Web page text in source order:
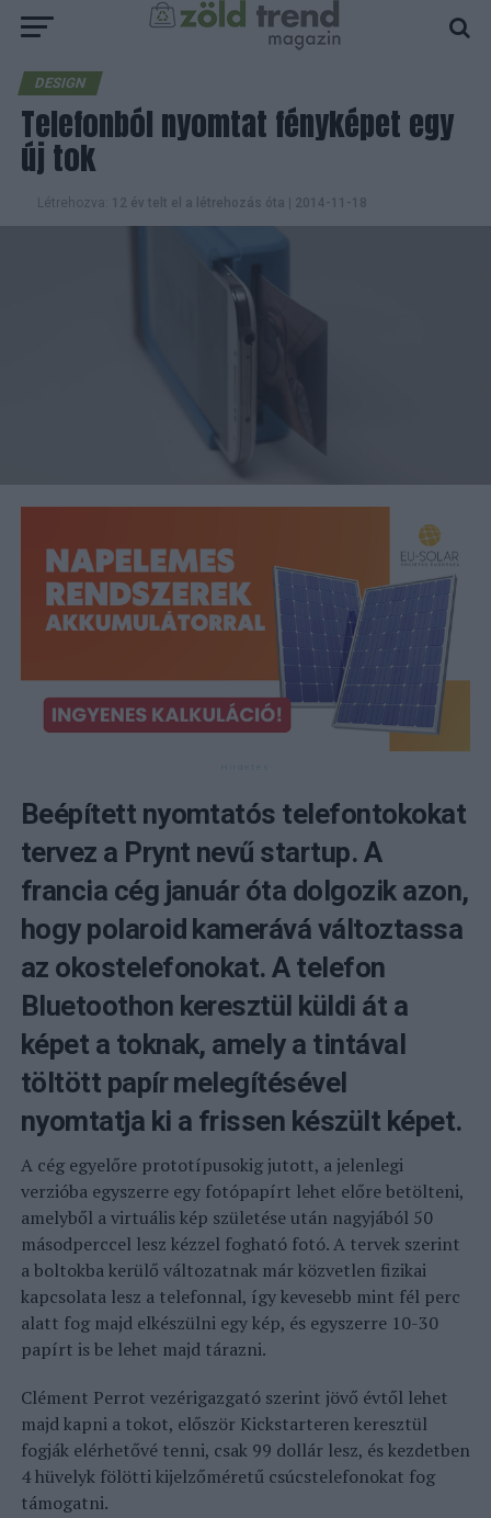
DESIGN
Telefonból nyomtat fényképet egy
új tok
Létrehozva: 12 év telt el a létrehozás óta 2014-11-18
Beépített nyomtatós telefontokokat
tervez a Prynt nevű startup. A
francia cég január óta dolgozik azon,
hogy polaroid kamerává változtassa
az okostelefonokat. A telefon
Bluetoothon keresztül küldi át a
képet a toknak, amely a tintával
töltött papír melegítésével
nyomtatja ki a frissen készült képet.
A cég egyelőre prototípusokig jutott, a jelenlegi
verzióba egyszerre egy fotópapírt lehet előre betölteni,
amelyből a virtuális kép születése után nagyjából 50
másodperccel lesz kézzel fogható fotó. A tervek szerint
a boltokba kerülő változatnak már közvetlen fizikai
kapcsolata lesz a telefonnal, így kevesebb mint fél perc
alatt fog majd elkészülni egy kép, és egyszerre 10-30
papírt is be lehet majd tárazni.
Clément Perrot vezérigazgató szerint jövő évtől lehet
majd kapni a tokot, először Kickstarteren keresztül
fogják elérhetővé tenni, csak 99 dollár lesz, és kezdetben
4 hüvelyk fölötti kijelzőméretű csúcstelefonokat fog
támogatni.